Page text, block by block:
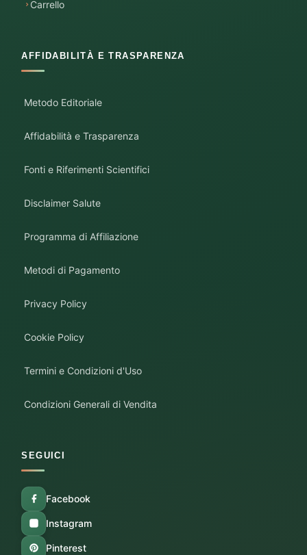
Carrello
AFFIDABILITÀ E TRASPARENZA
Metodo Editoriale
Affidabilità e Trasparenza
Fonti e Riferimenti Scientifici
Disclaimer Salute
Programma di Affiliazione
Metodi di Pagamento
Privacy Policy
Cookie Policy
Termini e Condizioni d'Uso
Condizioni Generali di Vendita
SEGUICI
Facebook
Instagram
Pinterest